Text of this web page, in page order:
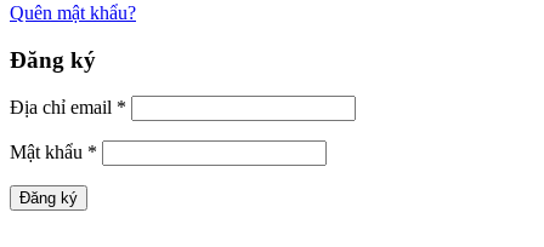
Quên mật khẩu?
Đăng ký
Địa chỉ email *
Mật khẩu *
Đăng ký